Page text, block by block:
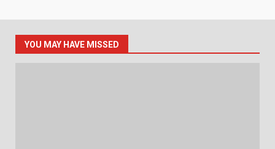
YOU MAY HAVE MISSED